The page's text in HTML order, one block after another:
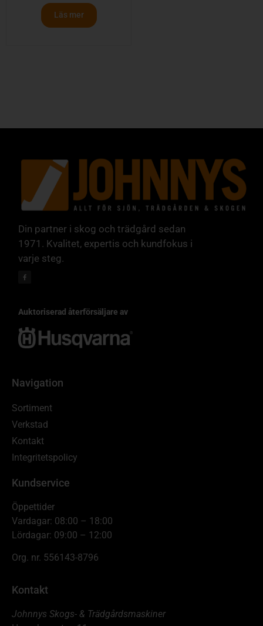
Läs mer
Din partner i skog och trädgård sedan
1971. Kvalitet, expertis och kundfokus i
varje steg.
Auktoriserad återförsäljare av
Navigation
Sortiment
Verkstad
Kontakt
Integritetspolicy
Kundservice
Öppettider
Vardagar: 08:00 – 18:00
Lördagar: 09:00 – 12:00
Org. nr. 556143-8796
Kontakt
Johnnys Skogs- & Trädgårdsmaskiner